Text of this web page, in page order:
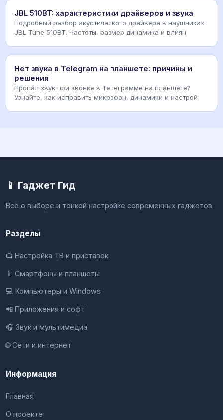
JBL 510BT: характеристики драйверов и звука
Подробный разбор акустического драйвера в наушниках
JBL Tune 510BT. Частоты, размер динамика и влиян
Нет звука в Telegram на планшете: причины и
решения
Пропал звук при звонке в Телеграмме на планшете?
Узнайте, как исправить микрофон, динамики и настрой
📱 Гаджет Гид
Всё о выборе и тонкой настройке современных гаджетов
Разделы
📺 Настройка ТВ и приставок
📱 Смартфоны и планшеты
💻 Компьютеры и Windows
📲 Приложения и софт
🎧 Звук и мультимедиа
🌐 Сети и интернет
Информация
Главная
О проекте